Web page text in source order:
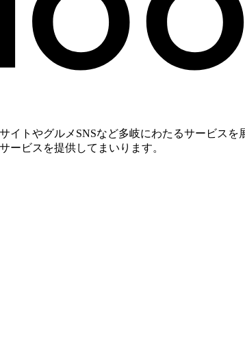
トやグルメSNSなど多岐にわたるサービスを
ービスを提供してまいります。